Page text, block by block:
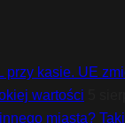
przy kasie. UE
wartości
miasta?